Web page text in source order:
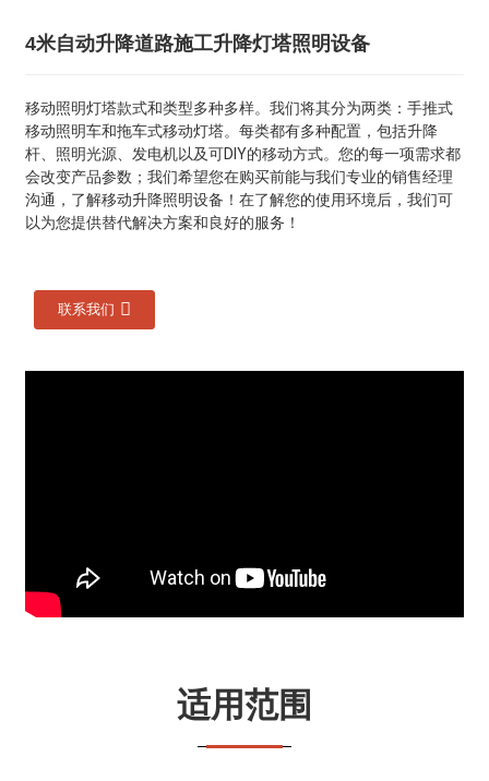
4米自动升降道路施工升降灯塔照明设备
移动照明灯塔款式和类型多种多样。我们将其分为两类：手推式
移动照明车和拖车式移动灯塔。每类都有多种配置，包括升降
杆、照明光源、发电机以及可DIY的移动方式。您的每一项需求都
会改变产品参数；我们希望您在购买前能与我们专业的销售经理
沟通，了解移动升降照明设备！在了解您的使用环境后，我们可
以为您提供替代解决方案和良好的服务！
联系我们
适用范围